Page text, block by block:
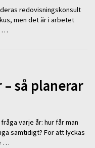
redovisningskonsult
men det är i arbetet
…
så planerar
varje år: hur får man
samtidigt? För att lyckas
…